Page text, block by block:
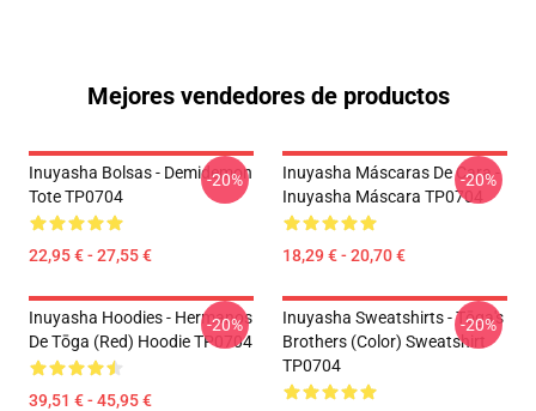
Mejores vendedores de productos
Inuyasha Bolsas - Demidemon
Tote TP0704
22,95 € - 27,55 €
-20%
Inuyasha Máscaras De Cara -
Inuyasha Máscara TP0704
18,29 € - 20,70 €
-20%
Inuyasha Hoodies - Hermanos
De Tōga (red) Hoodie TP0704
39,51 € - 45,95 €
-20%
Inuyasha Sweatshirts - Tōga's
Brothers (color) Sweatshirt
TP0704
-20%